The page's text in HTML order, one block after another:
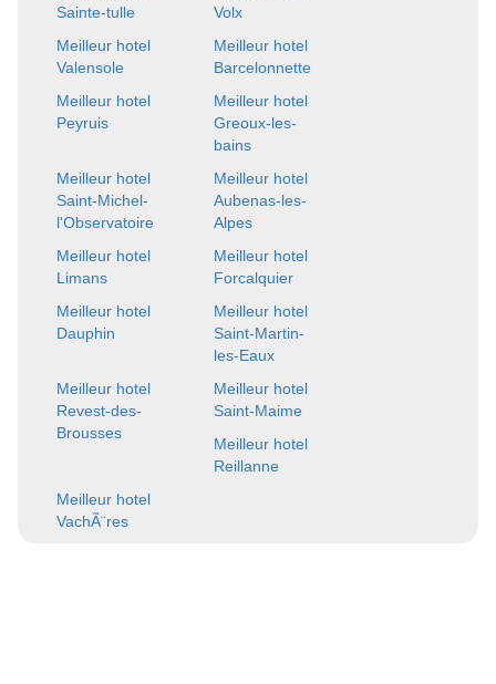
Sainte-tulle
Volx
Meilleur hotel
Valensole
Meilleur hotel
Barcelonnette
Meilleur hotel
Peyruis
Meilleur hotel
Greoux-les-
bains
Meilleur hotel
Saint-Michel-
l'Observatoire
Meilleur hotel
Aubenas-les-
Alpes
Meilleur hotel
Limans
Meilleur hotel
Forcalquier
Meilleur hotel
Dauphin
Meilleur hotel
Saint-Martin-
les-Eaux
Meilleur hotel
Revest-des-
Brousses
Meilleur hotel
Saint-Maime
Meilleur hotel
Reillanne
Meilleur hotel
VachÃ¨res